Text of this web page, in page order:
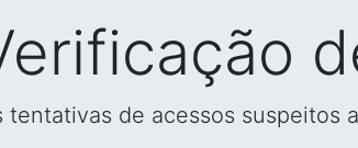
tentativas de acessos suspeitos